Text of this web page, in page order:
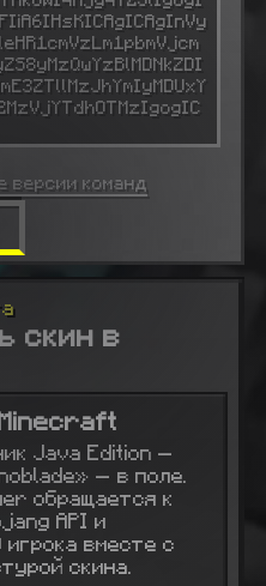
версии команд
скин в
Java Edition —
— в поле.
обращается к
API и
игрока вместе с
скина.